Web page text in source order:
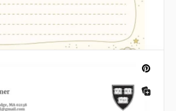
personale colorato
i tuoi fondi con questo gratuito
Settimanale Personale Colorato in